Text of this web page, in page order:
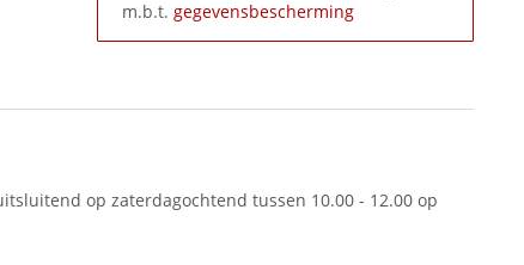
m.b.t. gegevensbescherming
op zaterdagochtend tussen 10.00 - 12.00 op